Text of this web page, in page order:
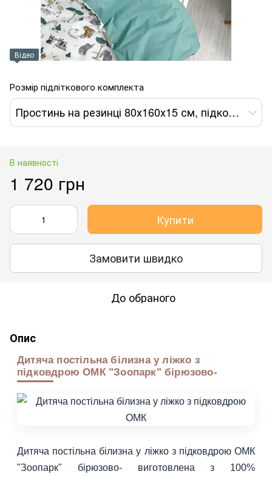
Відео
Розмір підліткового комплекта
Простинь на резинці 80х160х15 см, підковдра 110х140 см, наволочка 40х60 см
В наявності
1 720 грн
Купити
Замовити швидко
До обраного
Опис
Дитяча постільна білизна у ліжко з
підковдрою ОМК "Зоопарк" бірюзово-
Дитяча постільна білизна у ліжко з підковдрою ОМК
"Зоопарк" бірюзово- виготовлена з 100%